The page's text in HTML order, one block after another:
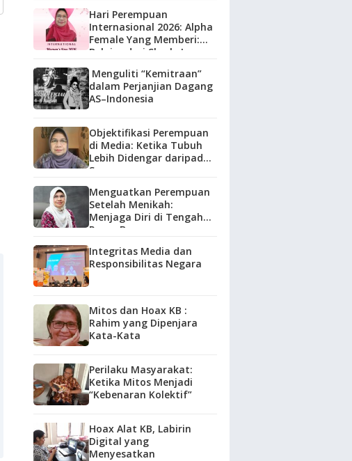
Hari Perempuan
Internasional 2026: Alpha
Female Yang Memberi:
Belajar dari Sherly Laos
Menguliti “Kemitraan”
dalam Perjanjian Dagang
AS–Indonesia
Objektifikasi Perempuan
di Media: Ketika Tubuh
Lebih Didengar daripada
Suara
Menguatkan Perempuan
Setelah Menikah:
Menjaga Diri di Tengah
Peran Baru
Integritas Media dan
Responsibilitas Negara
Mitos dan Hoax KB :
Rahim yang Dipenjara
Kata-Kata
Perilaku Masyarakat:
Ketika Mitos Menjadi
“Kebenaran Kolektif”
Hoax Alat KB, Labirin
Digital yang
Menyesatkan